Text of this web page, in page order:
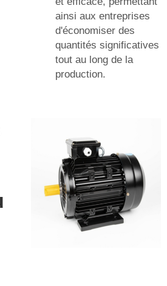
ainsi aux entreprises
d'économiser des
quantités significatives
tout au long de la
production.